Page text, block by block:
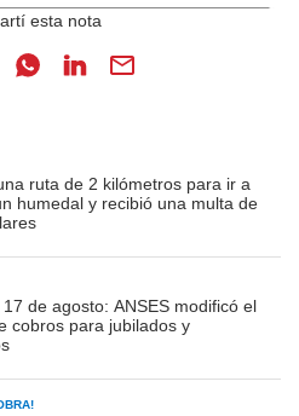
ruta de 2 kilómetros para ir a
humedal y recibió una multa de
de agosto: ANSES modificó el
cobros para jubilados y